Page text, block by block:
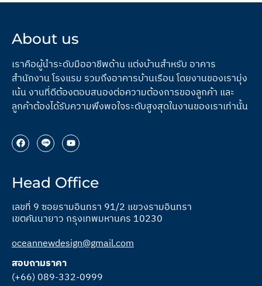
About us
เราคือผู้นำระดับมืออาชีพด้าน แต่งบ้านสำหรับ อาคาร
สำนักงาน โรงแรม รวมถึงอาคารบ้านเรือน โดยงานของเรามุ่ง
เน้น งานที่ดีต้องตอบสนองต่อความต้องการของลูกค้า และ
ลูกค้าต้องได้รับความพึงพอใจระดับสูงสุดในงานของเราเท่านั้น
Head Office
เลขที่ 9 ซอยรามอินทรา 91/2 แขวงรามอินทรา
เขตคันนายาว กรุงเทพมหานคร 10230
oceannewdesign@gmail.com
สอบถามราคา
(+66) 089-332-0999